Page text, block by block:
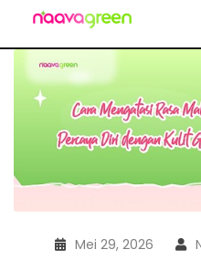
Mei 29, 2026